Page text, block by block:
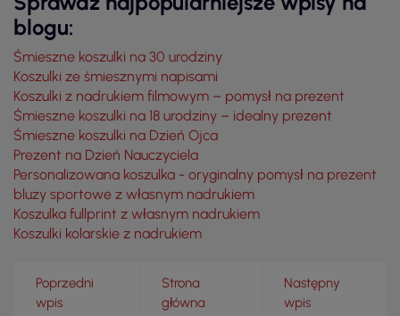
blogu:
Śmieszne koszulki na 30 urodziny
Koszulki ze śmiesznymi napisami
Koszulki z nadrukiem filmowym – pomysł na prezent
Śmieszne koszulki na 18 urodziny – idealny prezent
Śmieszne koszulki na Dzień Ojca
Prezent na Dzień Nauczyciela
Personalizowana koszulka - oryginalny pomysł na prezent
bluzy sportowe z własnym nadrukiem
Koszulka fullprint z własnym nadrukiem
Koszulki kolarskie z nadrukiem
Poprzedni
wpis
Strona
główna
Następny
wpis